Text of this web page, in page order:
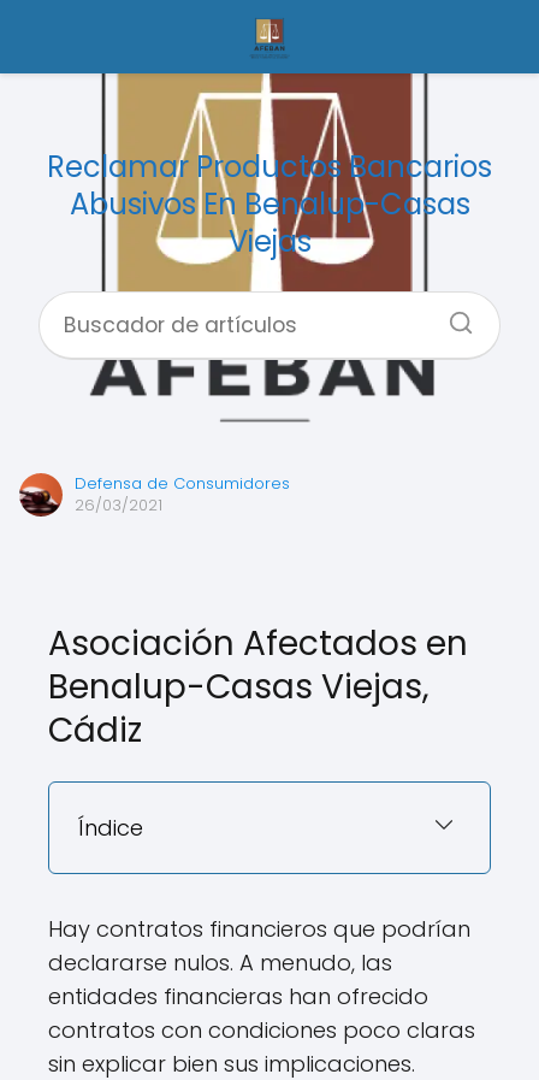
Reclamar Productos Bancarios
Abusivos En Benalup-Casas
Viejas
Defensa de Consumidores
26/03/2021
Asociación Afectados en
Benalup-Casas Viejas,
Cádiz
Índice
Hay contratos financieros que podrían
declararse nulos. A menudo, las
entidades financieras han ofrecido
contratos con condiciones poco claras
sin explicar bien sus implicaciones.